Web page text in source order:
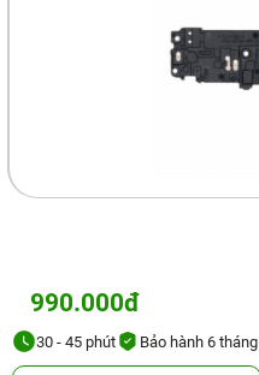
990.000đ
30 - 45 phút Bảo hành 6 tháng